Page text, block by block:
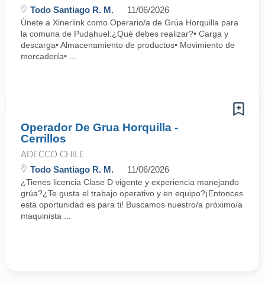
Todo Santiago R. M. 11/06/2026
Únete a Xinerlink como Operario/a de Grúa Horquilla para
la comuna de Pudahuel.¿Qué debes realizar?• Carga y
descarga• Almacenamiento de productos• Movimiento de
mercadería• ...
Operador De Grua Horquilla -
Cerrillos
ADECCO CHILE
Todo Santiago R. M. 11/06/2026
¿Tienes licencia Clase D vigente y experiencia manejando
grúa?¿Te gusta el trabajo operativo y en equipo?¡Entonces
esta oportunidad es para ti! Buscamos nuestro/a próximo/a
maquinista ...